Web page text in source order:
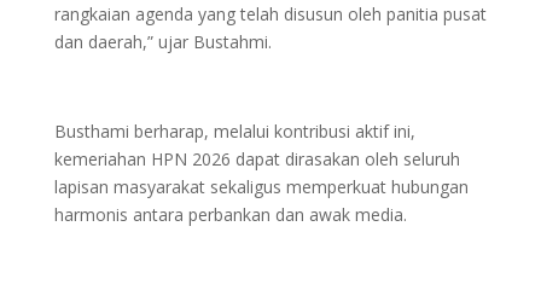
rangkaian agenda yang telah disusun oleh panitia pusat
dan daerah,” ujar Bustahmi.
Busthami berharap, melalui kontribusi aktif ini,
kemeriahan HPN 2026 dapat dirasakan oleh seluruh
lapisan masyarakat sekaligus memperkuat hubungan
harmonis antara perbankan dan awak media.